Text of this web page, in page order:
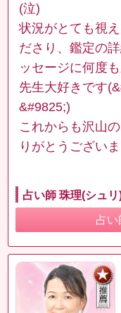
(泣)
状況がとても視
ださり、鑑定の
ッセージに何度
先生大好きです
&#9825;)
これからも沢山
りがとうございま
占い師 珠理(シュ
占